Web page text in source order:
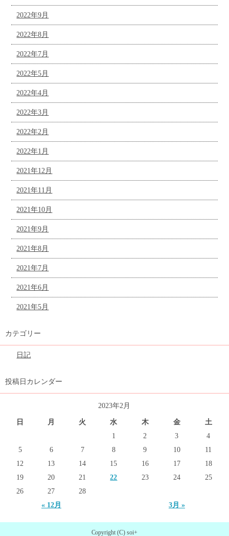
2022年9月
2022年8月
2022年7月
2022年5月
2022年4月
2022年3月
2022年2月
2022年1月
2021年12月
2021年11月
2021年10月
2021年9月
2021年8月
2021年7月
2021年6月
2021年5月
カテゴリー
日記
投稿日カレンダー
2023年2月
日 月 火 水 木 金 土
« 12月 3月 »
1 2 3
4
5
6 7 8 9 10
11
12
13 14 15 16 17
18
19
20 21 22 23 24
25
26
27 28
Copyright (C) soi+